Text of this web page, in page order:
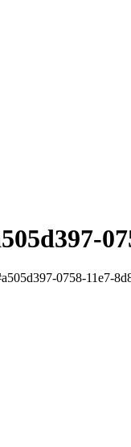
0758-11e7-